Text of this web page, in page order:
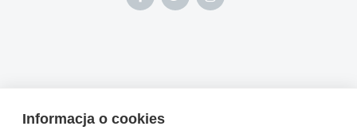
Informacja o cookies